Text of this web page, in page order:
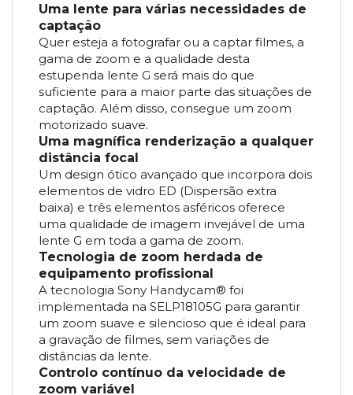
Uma lente para várias necessidades de
captação
Quer esteja a fotografar ou a captar filmes, a
gama de zoom e a qualidade desta
estupenda lente G será mais do que
suficiente para a maior parte das situações de
captação. Além disso, consegue um zoom
motorizado suave.
Uma magnífica renderização a qualquer
distância focal
Um design ótico avançado que incorpora dois
elementos de vidro ED (Dispersão extra
baixa) e três elementos asféricos oferece
uma qualidade de imagem invejável de uma
lente G em toda a gama de zoom.
Tecnologia de zoom herdada de
equipamento profissional
A tecnologia Sony Handycam® foi
implementada na SELP18105G para garantir
um zoom suave e silencioso que é ideal para
a gravação de filmes, sem variações de
distâncias da lente.
Controlo contínuo da velocidade de
zoom variável